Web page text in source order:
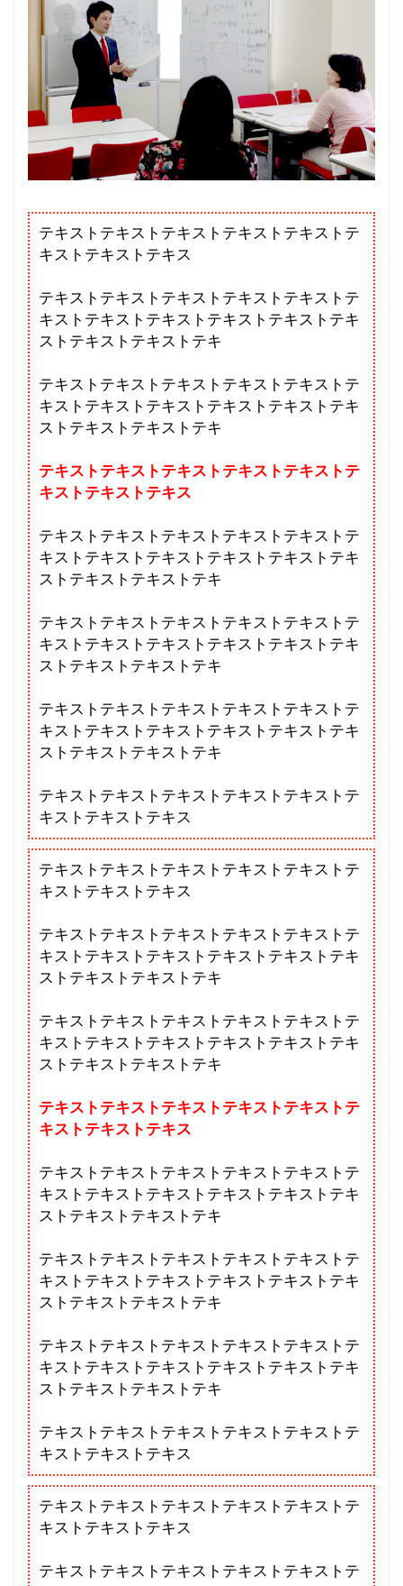
テキストテキストテキストテキストテキストテ
キストテキストテキス
テキストテキストテキストテキストテキストテ
キストテキストテキストテキストテキストテキ
ストテキストテキストテキ
テキストテキストテキストテキストテキストテ
キストテキストテキストテキストテキストテキ
ストテキストテキストテキ
テキストテキストテキストテキストテキストテ
キストテキストテキス
テキストテキストテキストテキストテキストテ
キストテキストテキストテキストテキストテキ
ストテキストテキストテキ
テキストテキストテキストテキストテキストテ
キストテキストテキストテキストテキストテキ
ストテキストテキストテキ
テキストテキストテキストテキストテキストテ
キストテキストテキストテキストテキストテキ
ストテキストテキストテキ
テキストテキストテキストテキストテキストテ
キストテキストテキス
テキストテキストテキストテキストテキストテ
キストテキストテキス
テキストテキストテキストテキストテキストテ
キストテキストテキストテキストテキストテキ
ストテキストテキストテキ
テキストテキストテキストテキストテキストテ
キストテキストテキストテキストテキストテキ
ストテキストテキストテキ
テキストテキストテキストテキストテキストテ
キストテキストテキス
テキストテキストテキストテキストテキストテ
キストテキストテキストテキストテキストテキ
ストテキストテキストテキ
テキストテキストテキストテキストテキストテ
キストテキストテキストテキストテキストテキ
ストテキストテキストテキ
テキストテキストテキストテキストテキストテ
キストテキストテキストテキストテキストテキ
ストテキストテキストテキ
テキストテキストテキストテキストテキストテ
キストテキストテキス
テキストテキストテキストテキストテキストテ
キストテキストテキス
テキストテキストテキストテキストテキストテ